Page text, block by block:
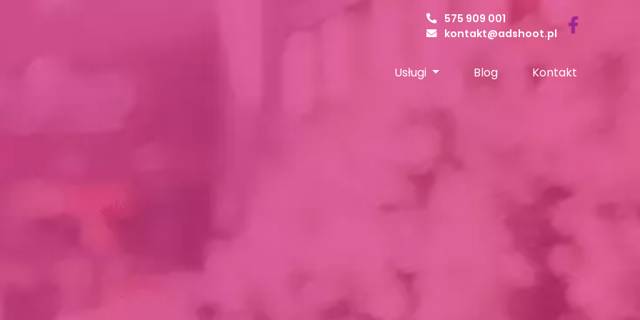
575 909 001
kontakt@adshoot.pl
Usługi Blog Kontakt